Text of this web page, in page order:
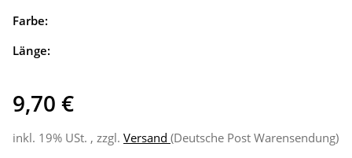
Farbe:
Länge:
9,70 €
inkl. 19% USt. , zzgl. Versand (Deutsche Post Warensendung)